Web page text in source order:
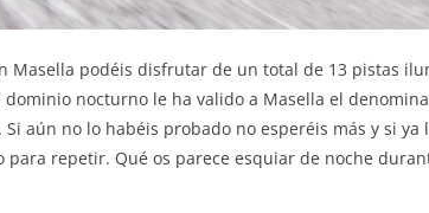
Masella podéis disfrutar de un total de 13 pistas
dominio nocturno le ha valido a Masella el
aún no lo habéis probado no esperéis más y si
para repetir. Qué os parece esquiar de noche